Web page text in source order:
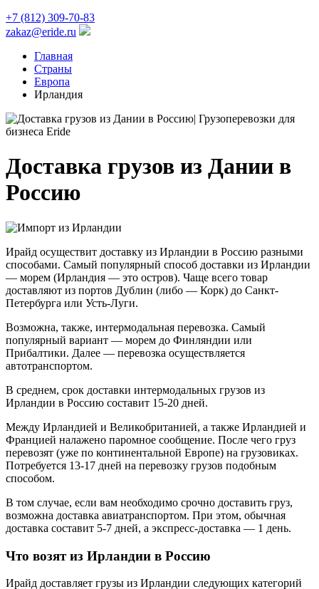
+7 (812) 309-70-83
zakaz@eride.ru
Главная
Страны
Европа
Ирландия
Доставка грузов из Дании в
Россию
Ирайд осуществит доставку из Ирландии в Россию разными
способами. Самый популярный способ доставки из Ирландии
— морем (Ирландия — это остров). Чаще всего товар
доставляют из портов Дублин (либо — Корк) до Санкт-
Петербурга или Усть-Луги.
Возможна, также, интермодальная перевозка. Самый
популярный вариант — морем до Финляндии или
Прибалтики. Далее — перевозка осуществляется
автотранспортом.
В среднем, срок доставки интермодальных грузов из
Ирландии в Россию составит 15-20 дней.
Между Ирландией и Великобританией, а также Ирландией и
Францией налажено паромное сообщение. После чего груз
перевозят (уже по континентальной Европе) на грузовиках.
Потребуется 13-17 дней на перевозку грузов подобным
способом.
В том случае, если вам необходимо срочно доставить груз,
возможна доставка авиатранспортом. При этом, обычная
доставка составит 5-7 дней, а экспресс-доставка — 1 день.
Что возят из Ирландии в Россию
Ирайд доставляет грузы из Ирландии следующих категорий